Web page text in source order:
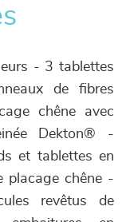
- 3 tablettes
de fibres
chêne avec
Dekton® -
et tablettes en
placage chêne -
revêtus de